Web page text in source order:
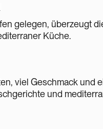
gelegen, überzeugt
Küche.
viel Geschmack und
und